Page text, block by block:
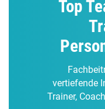
Top
vertiefende
Trainer,